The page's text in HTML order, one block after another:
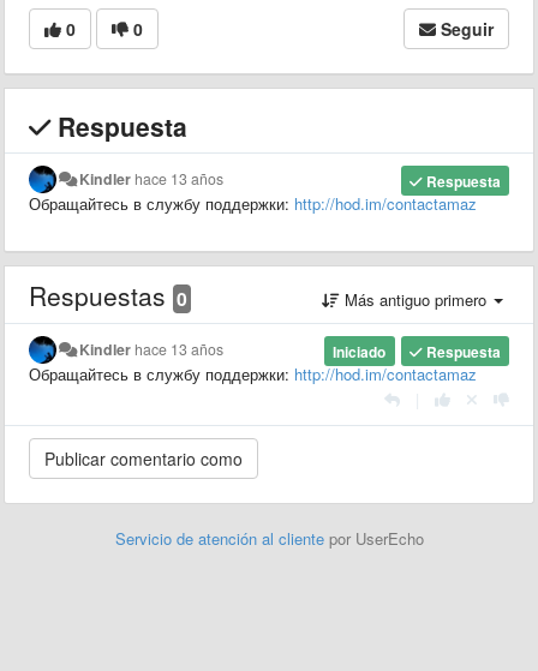
0 0 Seguir
Respuesta
Respuesta
Kindler hace 13 años
Обращайтесь в службу поддержки: http://hod.im/contactamaz
Respuestas 0 Más antiguo primero
Respuesta
Iniciado
Kindler hace 13 años
Обращайтесь в службу поддержки: http://hod.im/contactamaz
Servicio de atención al cliente por UserEcho